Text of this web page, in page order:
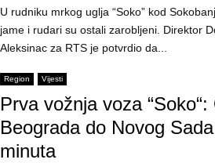
U rudniku mrkog uglja “Soko” kod
jame i rudari su ostali zarobljeni. Direktor
Aleksinac za RTS je potvrdio da...
Region Vijesti
Prva vožnja voza “Soko“:
Beograda do Novog
minuta